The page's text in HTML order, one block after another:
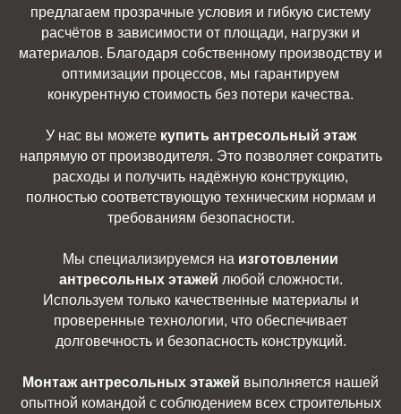
предлагаем прозрачные условия и гибкую систему
расчётов в зависимости от площади, нагрузки и
материалов. Благодаря собственному производству и
оптимизации процессов, мы гарантируем
конкурентную стоимость без потери качества.
У нас вы можете купить антресольный этаж
напрямую от производителя. Это позволяет сократить
расходы и получить надёжную конструкцию,
полностью соответствующую техническим нормам и
требованиям безопасности.
Мы специализируемся на изготовлении
антресольных этажей любой сложности.
Используем только качественные материалы и
проверенные технологии, что обеспечивает
долговечность и безопасность конструкций.
Монтаж антресольных этажей выполняется нашей
опытной командой с соблюдением всех строительных